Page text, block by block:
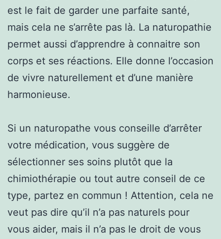
est le fait de garder une parfaite santé,
mais cela ne s’arrête pas là. La naturopathie
permet aussi d’apprendre à connaitre son
corps et ses réactions. Elle donne l’occasion
de vivre naturellement et d’une manière
harmonieuse.
Si un naturopathe vous conseille d’arrêter
votre médication, vous suggère de
sélectionner ses soins plutôt que la
chimiothérapie ou tout autre conseil de ce
type, partez en commun ! Attention, cela ne
veut pas dire qu’il n’a pas naturels pour
vous aider, mais il n’a pas le droit de vous